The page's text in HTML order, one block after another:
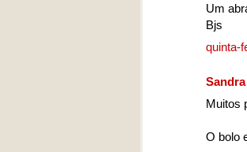
Um
Bjs
quinta-
Sandra
Muitos
O bolo